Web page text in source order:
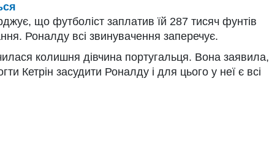
що футболіст заплатив їй 287 тисяч фунтів
Роналду всі звинувачення заперечує.
колишня дівчина португальця. Вона заявила,
Кетрін засудити Роналду і для цього у неї є всі